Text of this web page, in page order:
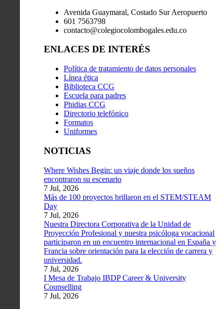
Avenida Guaymaral, Costado Sur Aeropuerto
601 7563798
contacto@colegiocolombogales.edu.co
ENLACES DE INTERÉS
Política de tratamiento de datos personales
Línea ética
Biblioteca CCG
Escuela para padres
Phidias CCG
Directorio telefónico
Formatos
Uniformes
NOTICIAS
Where Wishes Begin: un viaje donde los sueños
encontraron su escenario
7 Jul, 2026
Más de 100 proyectos brillaron en el STEM/STEAM
Day
7 Jul, 2026
Nuestra Directora Corporativa de la Unidad de
Proyección Profesional y nuestra psicóloga vocacional
participaron en un encuentro internacional en España y
Francia sobre orientación para la elección de carrera y
universidad.
7 Jul, 2026
I Mesa de Trabajo IBDP Career & University
Counselling
7 Jul, 2026